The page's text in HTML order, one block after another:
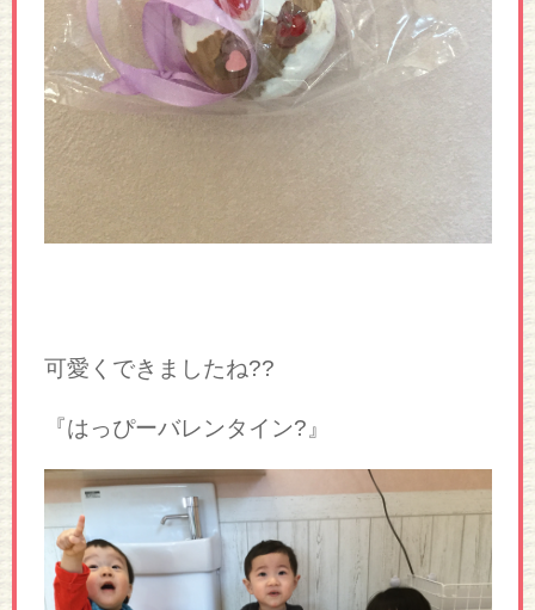
可愛くできましたね??
『はっぴーバレンタイン?』